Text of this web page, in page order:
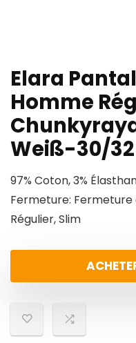
Elara
Homme
Weiß-30/32
97% Coton, 3%
Fermeture: Fermeture
Régulier, Slim